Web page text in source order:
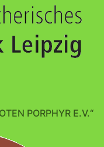
PORPHYR E.V.“